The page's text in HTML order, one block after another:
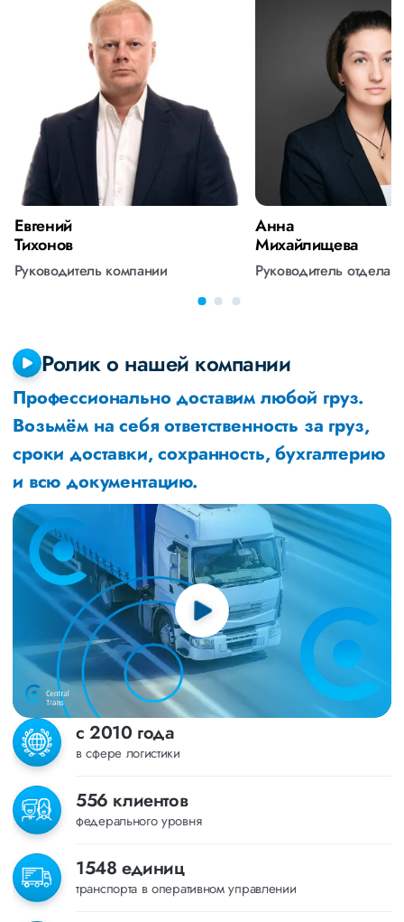
Евгений
Тихонов
Руководитель компании
Анна
Михайлищева
Руководитель отдела
Ролик о нашей компании
Профессионально доставим любой груз.
Возьмём на себя ответственность за груз,
сроки доставки, сохранность, бухгалтерию
и всю документацию.
с 2010 года
в сфере логистики
556 клиентов
федерального уровня
1548 единиц
транспорта в оперативном управлении